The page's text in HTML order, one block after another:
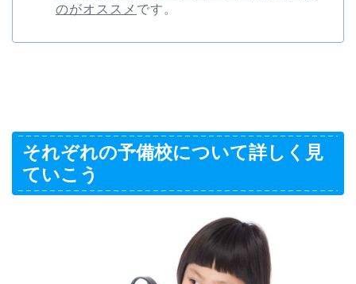
のがオススメ です。
それぞれの予備校について詳しく見
ていこう